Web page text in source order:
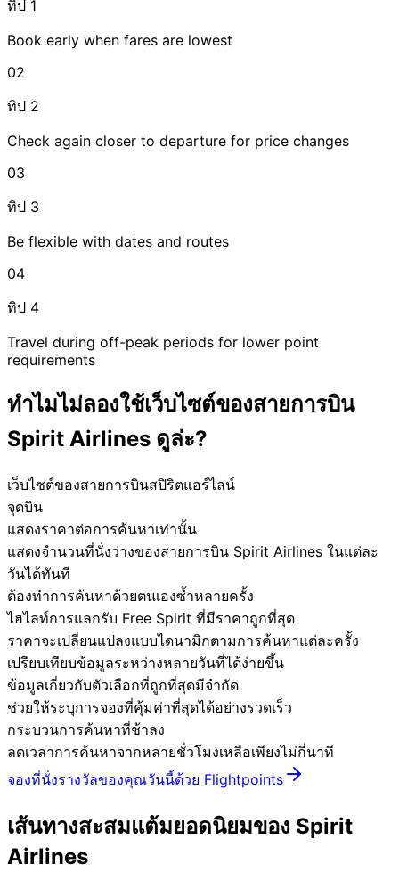
ทิป 1
Book early when fares are lowest
02
ทิป 2
Check again closer to departure for price changes
03
ทิป 3
Be flexible with dates and routes
04
ทิป 4
Travel during off-peak periods for lower point
requirements
ทำไมไม่ลองใช้เว็บไซต์ของสายการบิน
Spirit Airlines ดูล่ะ?
เว็บไซต์ของสายการบินสปิริตแอร์ไลน์
จุดบิน
แสดงราคาต่อการค้นหาเท่านั้น
แสดงจำนวนที่นั่งว่างของสายการบิน Spirit Airlines ในแต่ละ
วันได้ทันที
ต้องทำการค้นหาด้วยตนเองซ้ำหลายครั้ง
ไฮไลท์การแลกรับ Free Spirit ที่มีราคาถูกที่สุด
ราคาจะเปลี่ยนแปลงแบบไดนามิกตามการค้นหาแต่ละครั้ง
เปรียบเทียบข้อมูลระหว่างหลายวันที่ได้ง่ายขึ้น
ข้อมูลเกี่ยวกับตัวเลือกที่ถูกที่สุดมีจำกัด
ช่วยให้ระบุการจองที่คุ้มค่าที่สุดได้อย่างรวดเร็ว
กระบวนการค้นหาที่ช้าลง
ลดเวลาการค้นหาจากหลายชั่วโมงเหลือเพียงไม่กี่นาที
จองที่นั่งรางวัลของคุณวันนี้ด้วย Flightpoints
เส้นทางสะสมแต้มยอดนิยมของ Spirit
Airlines